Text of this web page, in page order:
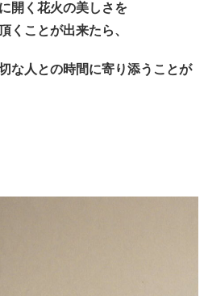
開く花火の美しさを
くことが出来たら、
な人との時間に寄り添うことが